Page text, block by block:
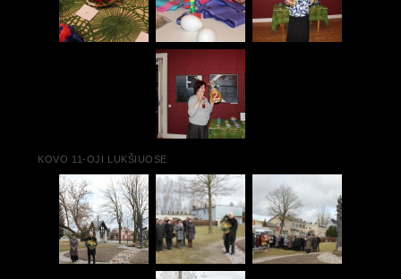
KOVO 11-OJI LUKŠIUOSE